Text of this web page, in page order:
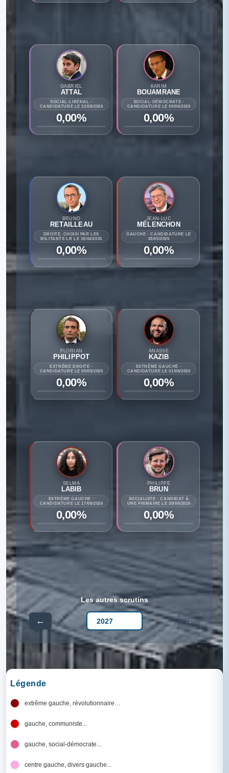
GABRIEL
ATTAL
SOCIAL-LIBÉRAL -
CANDIDATURE LE 22/05/2026
0,00%
KARIM
BOUAMRANE
SOCIAL-DÉMOCRATE -
CANDIDATURE LE 09/06/2026
0,00%
BRUNO
RETAILLEAU
DROITE. CHOISI PAR LES
MILITANTS LR LE 19/04/2026
0,00%
JEAN-LUC
MÉLENCHON
GAUCHE - CANDIDATURE LE
03/05/2026
0,00%
FLORIAN
PHILIPPOT
EXTRÊME DROITE -
CANDIDATURE LE 09/05/2026
0,00%
ANASSE
KAZIB
EXTRÊME GAUCHE -
CANDIDATURE LE 01/06/2026
0,00%
SELMA
LABIB
EXTRÊME GAUCHE -
CANDIDATURE LE 17/06/2026
0,00%
PHILIPPE
BRUN
SOCIALISTE - CANDIDAT À
UNE PRIMAIRE LE 30/06/2026
0,00%
Les autres scrutins
← →
Légende
extrême gauche, révolutionnaire…
gauche, communiste...
gauche, social-démocrate...
centre gauche, divers gauche...